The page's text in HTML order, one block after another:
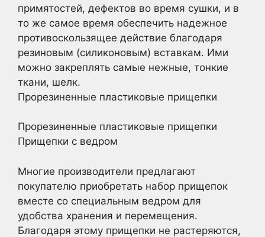
примятостей, дефектов во время сушки, и в
то же самое время обеспечить надежное
противоскользящее действие благодаря
резиновым (силиконовым) вставкам. Ими
можно закреплять самые нежные, тонкие
ткани, шелк.
Прорезиненные пластиковые прищепки
Прорезиненные пластиковые прищепки
Прищепки с ведром
Многие производители предлагают
покупателю приобретать набор прищепок
вместе со специальным ведром для
удобства хранения и перемещения.
Благодаря этому прищепки не растеряются,